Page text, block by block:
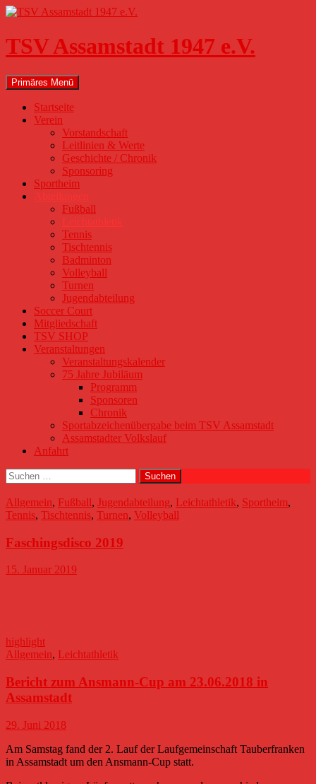
Zum
springen
TSV Assamstadt 1947 e.V.
Suchen
Primäres Menü
Startseite
Verein
Vorstandschaft
Leitlinien & Werte
Geschichte / Chronik
Sponsoring
Sportheim
Abteilungen
Fußball
Leichtathletik
Tennis
Tischtennis
Badminton
Volleyball
Turnen
Jugendabteilung
Soccer Court
Mitgliedschaft
TSV SHOP
Veranstaltungen
Veranstaltungskalender
75 Jahre Jubiläum
Programm
Sponsoren
Chronik
Sportabzeichenübergabe beim TSV Assamstadt
Assamstadter Volkslauf
Anfahrt
Suchen
nach:
Allgemein, Fußball, Jugendabteilung, Leichtathletik, Sportheim,
Tennis, Tischtennis, Turnen, Volleyball
Faschingsdisco 2019
15. Januar 2019
highlight
Allgemein, Leichtathletik
Bericht zum Ansmann-Cup am 23.06.2018 in
Assamstadt
29. Juni 2018
Am Samstag fand der 2. Lauf der Laufgemeinschaft Tauberfranken
in Assamstadt um den Ansmann-Cup statt.